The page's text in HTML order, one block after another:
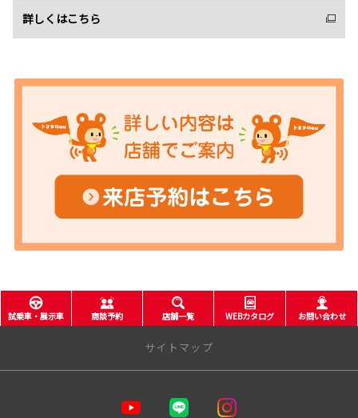
詳しくはこちら
試乗車・展示車 商談予約 店舗一覧 WEBカタログ お問い合わせ
サイトマップ